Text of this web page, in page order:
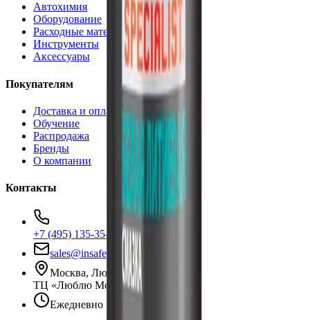
Автохимия
Оборудование
Расходные материалы
Инструменты
Аксессуары
Покупателям
Доставка и оплата
Обучение
Распродажа
Бренды
О компании
Контакты
+7 (495) 135-35-99
sales@insafe.ru
Москва, Люблинская ул., 153.
ТЦ «Люблю Молл», -1 уровень
Ежедневно 10:00 — 19:00